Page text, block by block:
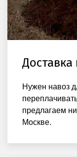
Нужен навоз
предлагаем
Москве.